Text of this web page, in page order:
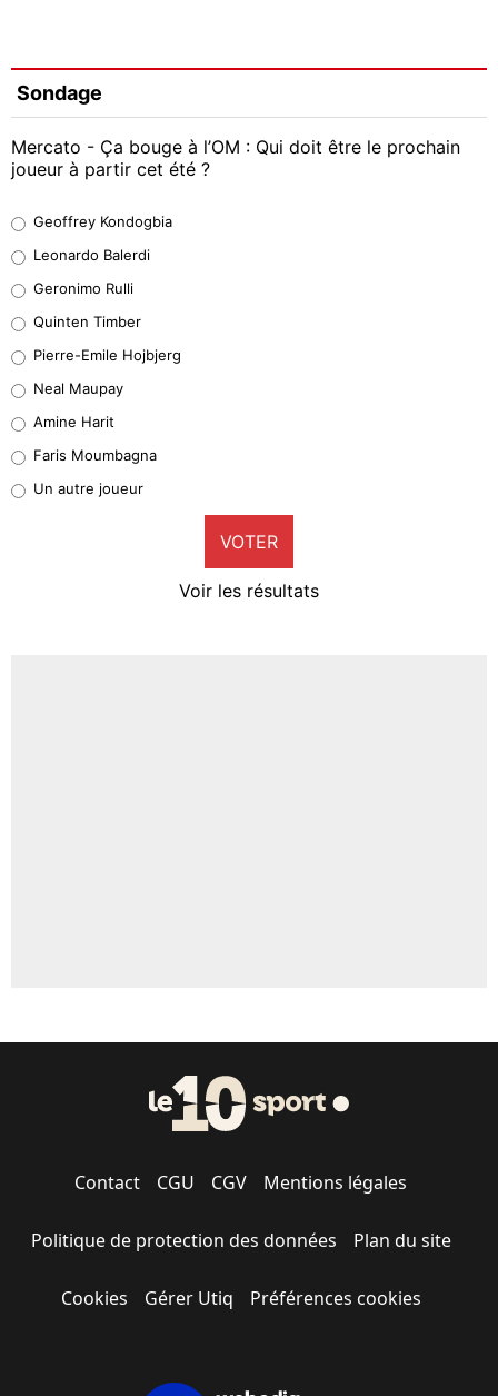
Sondage
Mercato - Ça bouge à l’OM : Qui doit être le prochain
joueur à partir cet été ?
38%
32%
5%
1%
9%
Geoffrey Kondogbia
Leonardo Balerdi
Geronimo Rulli
Quinten Timber
Pierre-Emile Hojbjerg
Neal Maupay
Amine Harit
Faris Moumbagna
Un autre joueur
VOTER
Voir les résultats
Contact CGU CGV Mentions légales
Politique de protection des données Plan du site
Cookies Gérer Utiq Préférences cookies